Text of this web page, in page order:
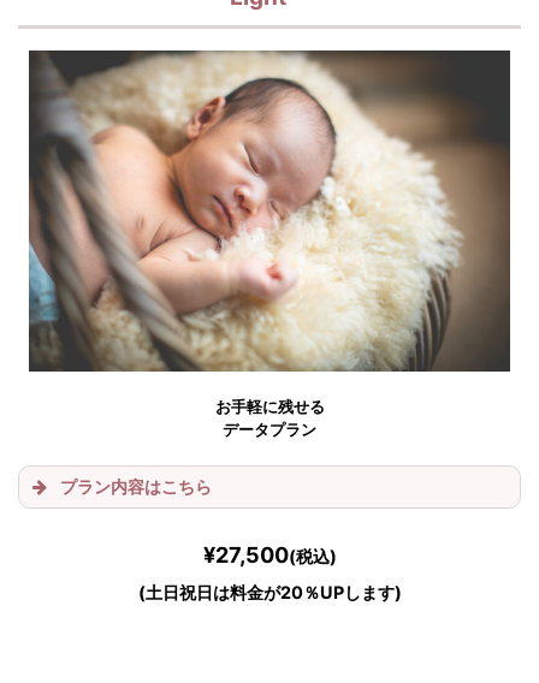
お手軽に残せる
データプラン
プラン内容はこちら
¥27,500(税込)
(土日祝日は料金が20％UPします)